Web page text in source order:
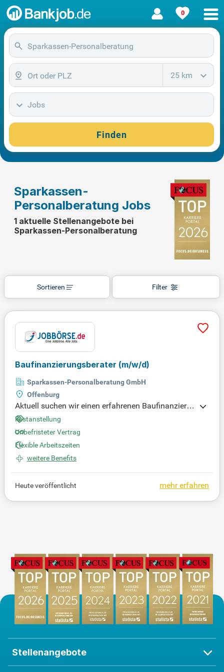
0
25 km
Jobs
Finden
Sparkassen-
Personalberatung Jobs
1 aktuelle Stellenangebote bei
Sparkassen-Personalberatung
Filter
Sortieren
Baufinanzierungsberater (m/w/d)
Sparkassen-Personalberatung GmbH
Offenburg
Aktuell suchen wir einen erfahrenen Baufinanzieru
ngsberater (m/w/d), der unser Team verstärkt. Ihre
Hauptaufgabe besteht darin, Neu- und Bestandsku
nden umfassend zu Wohnungsbaufinanzierungen
zu beraten, einschließlich der Nutzung öffentlicher
Fördermittel. Zudem begleiten Sie Kunden beim Ba
heiten bei fachlichen Fragen und beraten zu Verbu
ndprodukten wie Bauspar- und Versicherungslösun
ualifikation mit.
Festanstellung
Unbefristeter Vertrag
Flexible Arbeitszeiten
weitere Benefits
mehr erfahren
Heute veröffentlicht
Stellenangebote